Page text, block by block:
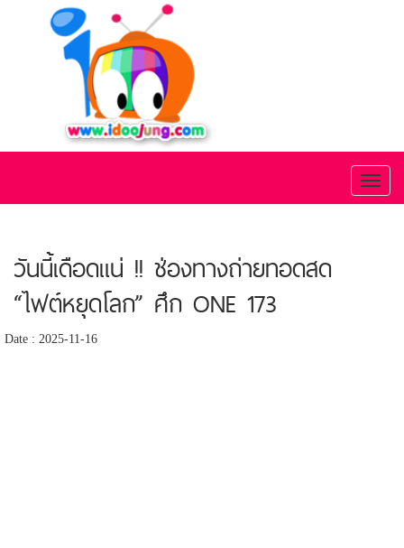
วันนี้เดือดแน่ !! ช่องทางถ่ายทอดสด
“ไฟต์หยุดโลก” ศึก ONE 173
Date : 2025-11-16